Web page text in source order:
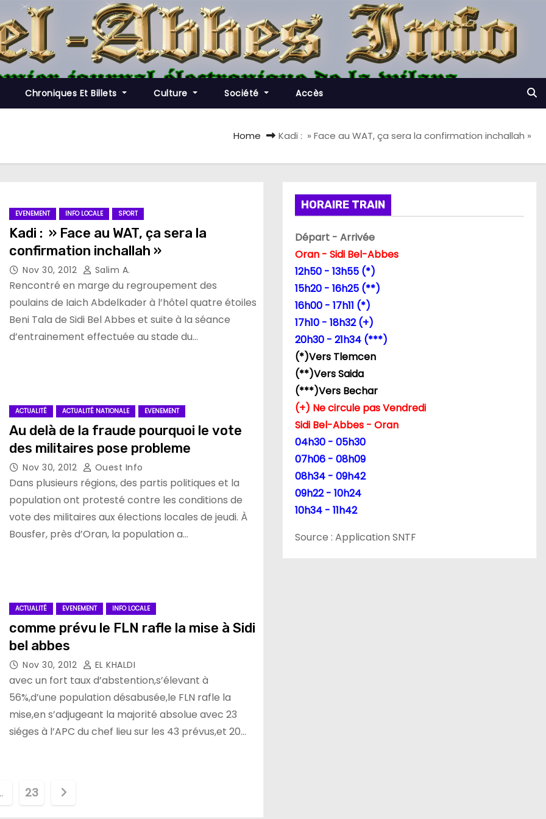
Chroniques Et Billets Culture Société Accès
Home Kadi : » Face au WAT, ça sera la confirmation inchallah »
EVENEMENT INFO LOCALE SPORT
Kadi : » Face au WAT, ça sera la
confirmation inchallah »
Nov 30, 2012 Salim A.
Rencontré en marge du regroupement des
poulains de Iaich Abdelkader à l’hôtel quatre étoiles
Beni Tala de Sidi Bel Abbes et suite à la séance
d’entrainement effectuée au stade du…
ACTUALITÉ ACTUALITÉ NATIONALE EVENEMENT
Au delà de la fraude pourquoi le vote
des militaires pose probleme
Nov 30, 2012 Ouest Info
Dans plusieurs régions, des partis politiques et la
population ont protesté contre les conditions de
vote des militaires aux élections locales de jeudi. À
Bousfer, près d’Oran, la population a…
ACTUALITÉ EVENEMENT INFO LOCALE
comme prévu le FLN rafle la mise à Sidi
bel abbes
Nov 30, 2012 EL KHALDI
avec un fort taux d’abstention,s’élevant à
56%,d’une population désabusée,le FLN rafle la
mise,en s’adjugeant la majorité absolue avec 23
siéges à l’APC du chef lieu sur les 43 prévus,et 20…
23
HORAIRE TRAIN
Départ - Arrivée
Oran - Sidi Bel-Abbes
12h50 - 13h55 (*)
15h20 - 16h25 (**)
16h00 - 17h11 (*)
17h10 - 18h32 (+)
20h30 - 21h34 (***)
(*)Vers Tlemcen
(**)Vers Saida
(***)Vers Bechar
(+) Ne circule pas Vendredi
Sidi Bel-Abbes - Oran
04h30 - 05h30
07h06 - 08h09
08h34 - 09h42
09h22 - 10h24
10h34 - 11h42
Source : Application SNTF